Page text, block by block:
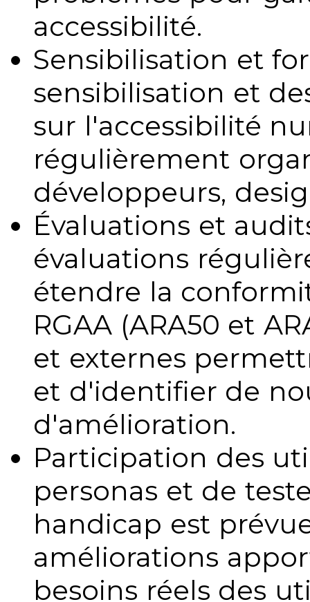
accessibilité.
Sensibilisation et
sensibilisation et
sur l'accessibilité
régulièrement
développeurs,
Évaluations et
évaluations
étendre la
RGAA (ARA50 et
et externes
et d'identifier de
d'amélioration.
Participation des
personas et de
handicap est
améliorations
besoins réels des